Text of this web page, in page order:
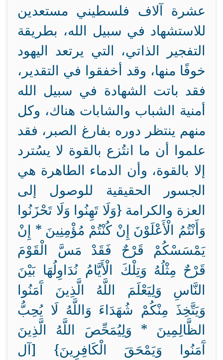
عشرة آلاف فلسطيني مستعدين
للاستشهاد في سبيل الله، بطريقة
التفجير الذاتي، التي يرتعد اليهود
خوفًا منها، وقد أخفقوا في التقدير،
فقد باتت الشهادة في سبيل الله
أمنية الشباب والشابات هناك، وكل
منهم ينتظر دوره بفارغ الصبر، فقد
علموا أن ما انتُزع بالقوة لا يسُترد
إلا بالقوة، وأن الدماء الطاهرة هي
الجسور الحقيقية للوصول إلى
العزة والكرامة {وَلَا تَهِنُوا وَلَا تَحْزَنُوا
وَأَنْتُمُ الْأَعْلَوْنَ إِنْ كُنْتُمْ مُؤْمِنِينَ * إِنْ
يَمْسَسْكُمْ قَرْحٌ فَقَدْ مَسَّ الْقَوْمَ
قَرْحٌ مِثْلُهُ وَتِلْكَ الْأَيَّامُ نُدَاوِلُهَا بَيْنَ
النَّاسِ وَلِيَعْلَمَ اللَّهُ الَّذِينَ آَمَنُوا
وَيَتَّخِذَ مِنْكُمْ شُهَدَاءَ وَاللَّهُ لَا يُحِبُّ
الظَّالِمِينَ * وَلِيُمَحِّصَ اللَّهُ الَّذِينَ
آَمَنُوا وَيَمْحَقَ الْكَافِرِينَ} [آل